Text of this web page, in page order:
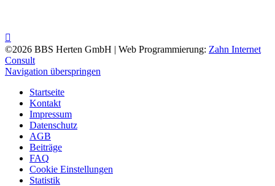
©2026 BBS Herten GmbH | Web Programmierung: Zahn Internet
Consult
Navigation überspringen
Startseite
Kontakt
Impressum
Datenschutz
AGB
Beiträge
FAQ
Cookie Einstellungen
Statistik